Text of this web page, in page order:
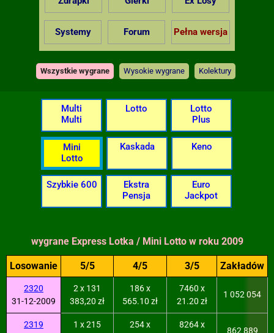
Systemy Forum Pełna wersja
Wszystkie wygrane Wysokie wygrane Kolektury
Multi
Multi
Lotto
Lotto
Plus
Mini
Lotto
Kaskada Keno
Szybkie 600
Ekstra
Pensja
Euro
Jackpot
wygrane Express Lotka / Mini Lotto w roku 2009
Losowanie 5/5 4/5 3/5 Zakładów
2320
31-12-2009
2 x 131
383,20 zł
186 x
565.10 zł
7460 x
21.20 zł
1 052 054
2319
1 x 215
254 x
8264 x
862 889